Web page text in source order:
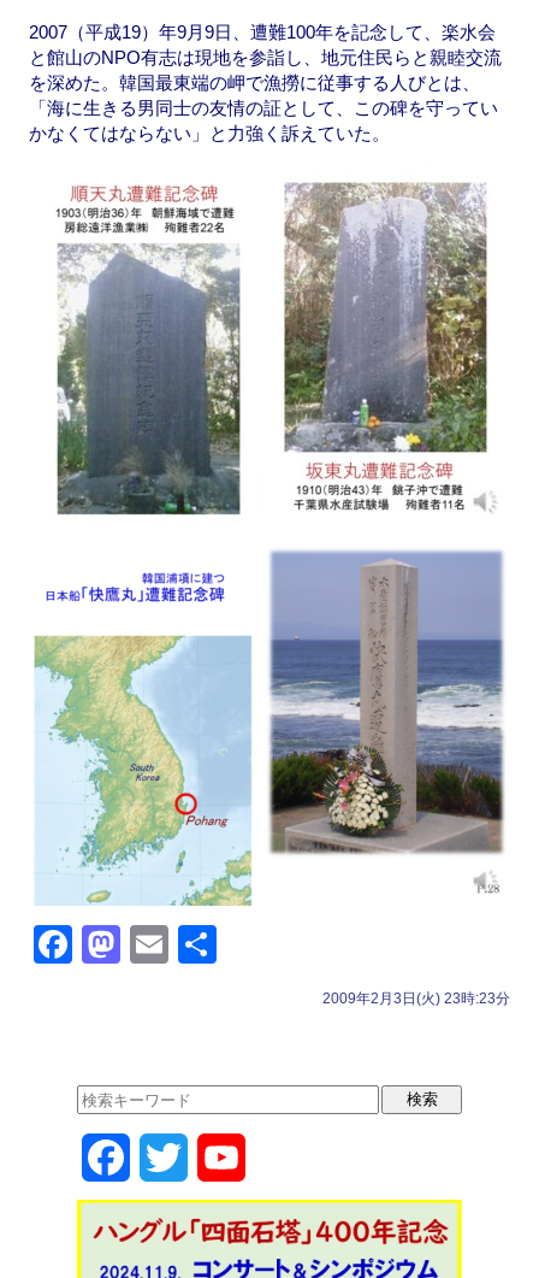
2007（平成19）年9月9日、遭難100年を記念して、楽水会
と館山のNPO有志は現地を参詣し、地元住民らと親睦交流
を深めた。韓国最東端の岬で漁撈に従事する人びとは、
「海に生きる男同士の友情の証として、この碑を守ってい
かなくてはならない」と力強く訴えていた。
F
b
o
o
k
M
d
o
n
E
2009年2月3日(火) 23時:23分
a w o